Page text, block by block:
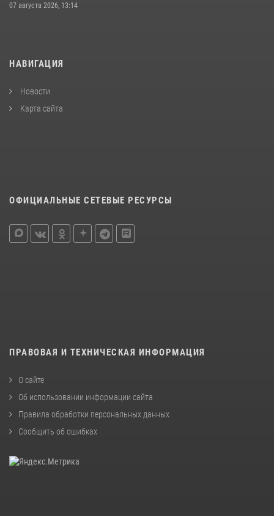
07 августа 2026, 13:14
НАВИГАЦИЯ
Новости
Карта сайта
ОФИЦИАЛЬНЫЕ СЕТЕВЫЕ РЕСУРСЫ
ПРАВОВАЯ И ТЕХНИЧЕСКАЯ ИНФОРМАЦИЯ
О сайте
Об использовании информации сайта
Правила обработки персональных данных
Сообщить об ошибках